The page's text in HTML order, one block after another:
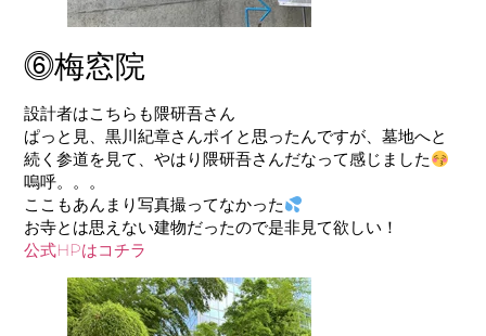
⓺梅窓院
設計者はこちらも隈研吾さん
ぱっと見、黒川紀章さんポイと思ったんですが、墓地へと
続く参道を見て、やはり隈研吾さんだなって感じました
嗚呼。。。
ここもあんまり写真撮ってなかった
お寺とは思えない建物だったので是非見て欲しい！
公式HPはコチラ